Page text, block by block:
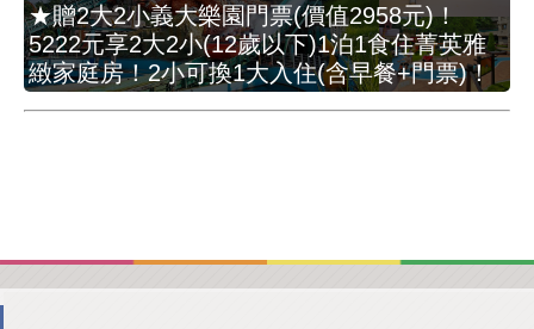
★贈2大2小義大樂園門票(價值2958元)！
5222元享2大2小(12歲以下)1泊1食住菁英雅
緻家庭房！2小可換1大入住(含早餐+門票)！